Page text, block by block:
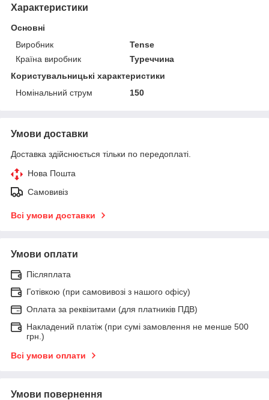
Характеристики
Основні
Виробник
Tense
Країна виробник
Туреччина
Користувальницькі характеристики
Номінальний струм
150
Умови доставки
Доставка здійснюється тільки по передоплаті.
Нова Пошта
Самовивіз
Всі умови доставки
Умови оплати
Післяплата
Готівкою (при самовивозі з нашого офісу)
Оплата за реквізитами (для платників ПДВ)
Накладений платіж (при сумі замовлення не менше 500
грн.)
Всі умови оплати
Умови повернення